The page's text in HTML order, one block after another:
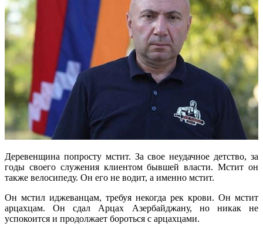
Деревенщина попросту мстит. За свое неудачное детство, за
годы своего служения клиентом бывшей власти. Мстит он
также велосипеду. Он его не водит, а именно мстит.
Он мстил иджеванцам, требуя некогда рек крови. Он мстит
арцахцам. Он сдал Арцах Азербайджану, но никак не
успокоится и продолжает бороться с арцахцами.